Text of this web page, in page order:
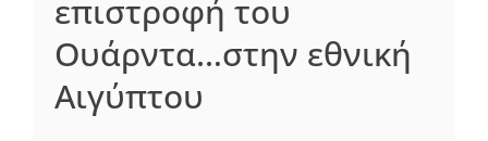
επιστροφή του
Ουάρντα…στην εθνική
Αιγύπτου